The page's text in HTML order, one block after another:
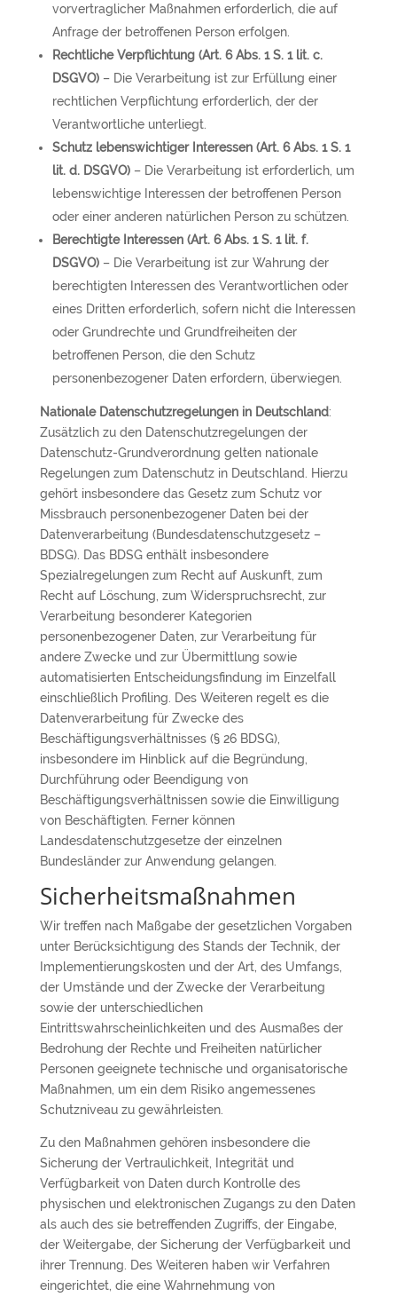
vorvertraglicher Maßnahmen erforderlich, die auf
Anfrage der betroffenen Person erfolgen.
Rechtliche Verpflichtung (Art. 6 Abs. 1 S. 1 lit. c.
DSGVO)– Die Verarbeitung ist zur Erfüllung einer
rechtlichen Verpflichtung erforderlich, der der
Verantwortliche unterliegt.
Schutz lebenswichtiger Interessen (Art. 6 Abs. 1 S. 1
lit. d. DSGVO)– Die Verarbeitung ist erforderlich, um
lebenswichtige Interessen der betroffenen Person
oder einer anderen natürlichen Person zu schützen.
Berechtigte Interessen (Art. 6 Abs. 1 S. 1 lit. f.
DSGVO)– Die Verarbeitung ist zur Wahrung der
berechtigten Interessen des Verantwortlichen oder
eines Dritten erforderlich, sofern nicht die Interessen
oder Grundrechte und Grundfreiheiten der
betroffenen Person, die den Schutz
personenbezogener Daten erfordern, überwiegen.
Nationale Datenschutzregelungen in Deutschland:
Zusätzlich zu den Datenschutzregelungen der
Datenschutz-Grundverordnung gelten nationale
Regelungen zum Datenschutz in Deutschland. Hierzu
gehört insbesondere das Gesetz zum Schutz vor
Missbrauch personenbezogener Daten bei der
Datenverarbeitung (Bundesdatenschutzgesetz –
BDSG). Das BDSG enthält insbesondere
Spezialregelungen zum Recht auf Auskunft, zum
Recht auf Löschung, zum Widerspruchsrecht, zur
Verarbeitung besonderer Kategorien
personenbezogener Daten, zur Verarbeitung für
andere Zwecke und zur Übermittlung sowie
automatisierten Entscheidungsfindung im Einzelfall
einschließlich Profiling. Des Weiteren regelt es die
Datenverarbeitung für Zwecke des
Beschäftigungsverhältnisses (§ 26 BDSG),
insbesondere im Hinblick auf die Begründung,
Durchführung oder Beendigung von
Beschäftigungsverhältnissen sowie die Einwilligung
von Beschäftigten. Ferner können
Landesdatenschutzgesetze der einzelnen
Bundesländer zur Anwendung gelangen.
Sicherheitsmaßnahmen
Wir treffen nach Maßgabe der gesetzlichen Vorgaben
unter Berücksichtigung des Stands der Technik, der
Implementierungskosten und der Art, des Umfangs,
der Umstände und der Zwecke der Verarbeitung
sowie der unterschiedlichen
Eintrittswahrscheinlichkeiten und des Ausmaßes der
Bedrohung der Rechte und Freiheiten natürlicher
Personen geeignete technische und organisatorische
Maßnahmen, um ein dem Risiko angemessenes
Schutzniveau zu gewährleisten.
Zu den Maßnahmen gehören insbesondere die
Sicherung der Vertraulichkeit, Integrität und
Verfügbarkeit von Daten durch Kontrolle des
physischen und elektronischen Zugangs zu den Daten
als auch des sie betreffenden Zugriffs, der Eingabe,
der Weitergabe, der Sicherung der Verfügbarkeit und
ihrer Trennung. Des Weiteren haben wir Verfahren
eingerichtet, die eine Wahrnehmung von